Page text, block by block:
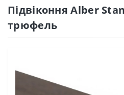
Підвіконня Alber
трюфель